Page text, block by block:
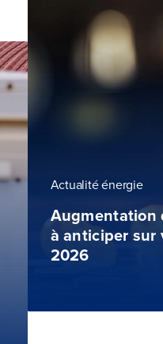
Actualité énergie
Augmentation
à anticiper sur
2026